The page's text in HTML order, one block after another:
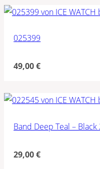
025399
49,00€
Band Deep Teal –
29,00€